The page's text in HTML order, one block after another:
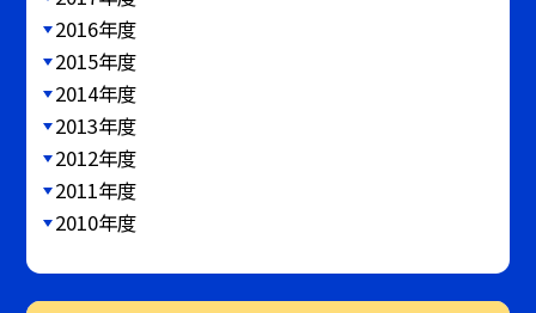
2016年度
2015年度
2014年度
2013年度
2012年度
2011年度
2010年度